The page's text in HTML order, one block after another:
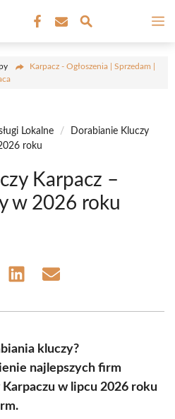
Karpacz - Ogłoszenia | Sprzedam |
Lokalne /
Dorabianie Kluczy
roku
Karpacz –
w 2026 roku
Share Share
kluczy?
najlepszych firm
w lipcu 2026 roku